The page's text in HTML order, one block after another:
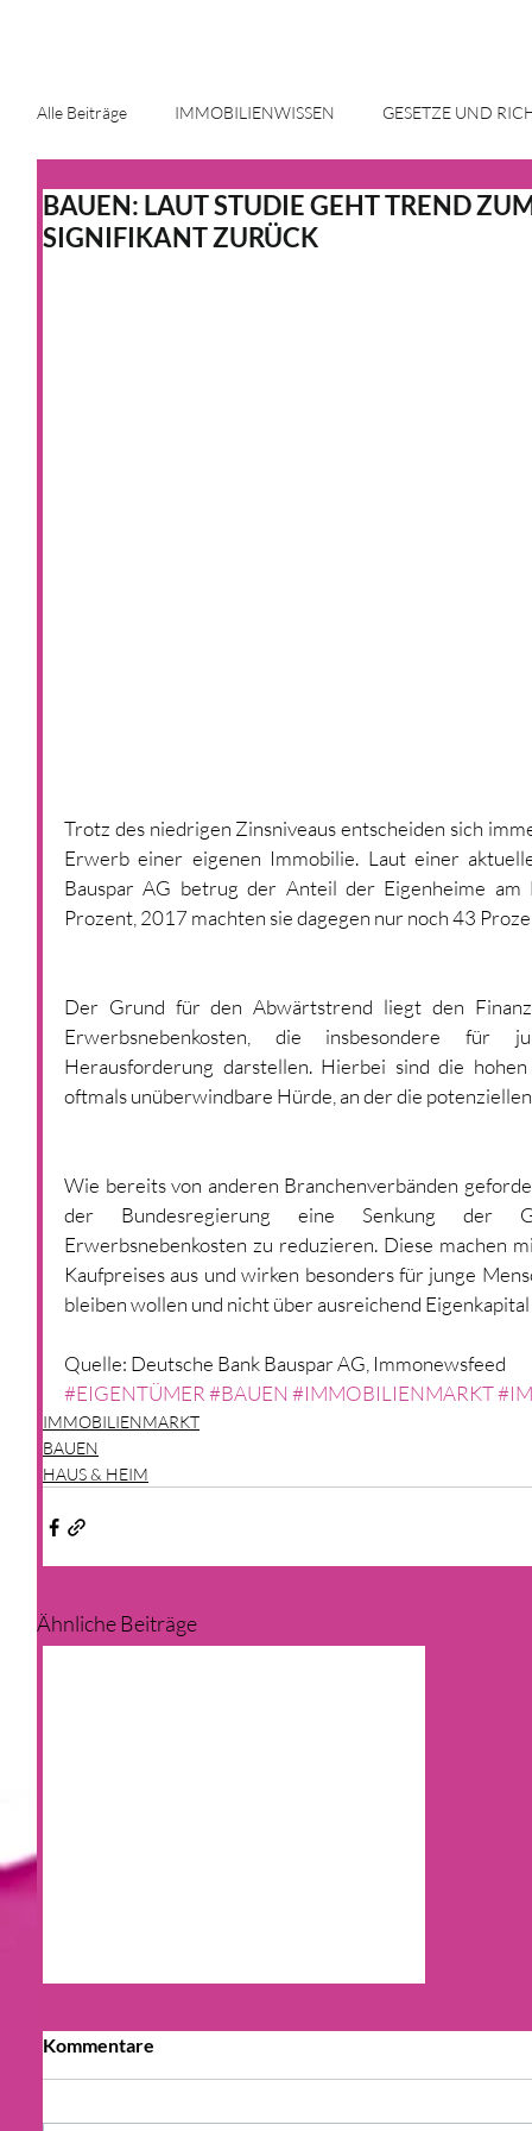
Alle Beiträge IMMOBILIENWISSEN GESETZE UND
ENERGIE UND INNOVATION IMMOBILIENMARKT
BAUEN: LAUT STUDIE GEHT TREND
SIGNIFIKANT ZURÜCK
Trotz des niedrigen Zinsniveaus entscheiden sich
Erwerb einer eigenen Immobilie. Laut einer
Bauspar AG betrug der Anteil der Eigenheime
Prozent, 2017 machten sie dagegen nur noch 43
Der Grund für den Abwärtstrend liegt den
Erwerbsnebenkosten, die insbesondere für
Herausforderung darstellen. Hierbei sind die
oftmals unüberwindbare Hürde, an der die
Wie bereits von anderen Branchenverbänden
der Bundesregierung eine Senkung der
Erwerbsnebenkosten zu reduzieren. Diese machen
Kaufpreises aus und wirken besonders für junge
bleiben wollen und nicht über ausreichend
Quelle: Deutsche Bank Bauspar AG, Immonewsfeed
#EIGENTÜMER#BAUEN #IMMOBILIENMARKT
IMMOBILIENMARKT
BAUEN
HAUS & HEIM
Ähnliche Beiträge
Kommentare